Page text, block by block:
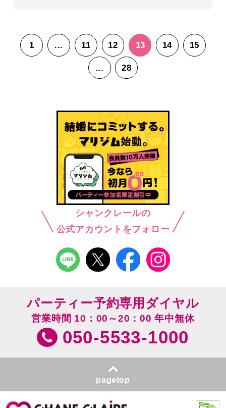
1 ... 11 12 13 14 15
... 28
シャンクレールの
公式アカウントをフォロー
パーティー予約専用ダイヤル
営業時間 10：00～20：00 年中無休
050-5533-1000
pagetop